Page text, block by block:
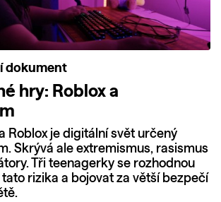
dokument
hry: Roblox a
Roblox je digitální svět určený
Skrývá ale extremismus, rasismus
Tři teenagerky se rozhodnou
rizika a bojovat za větší bezpečí